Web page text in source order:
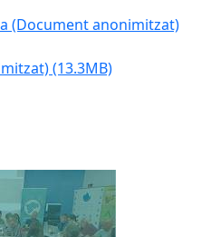
(Document anonimitzat)
(13.3MB)